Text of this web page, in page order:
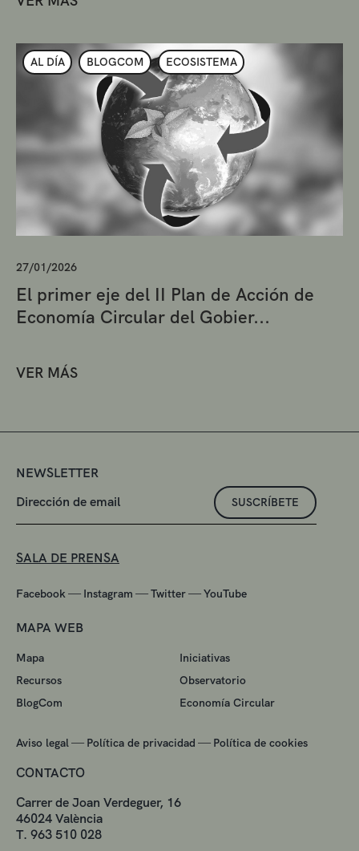
AL DÍA BLOGCOM ECOSISTEMA
27/01/2026
El primer eje del II Plan de Acción de
Economía Circular del Gobier...
VER MÁS
NEWSLETTER
SUSCRÍBETE
SALA DE PRENSA
Facebook — Instagram —Twitter—YouTube
MAPA WEB
Mapa
Iniciativas
Recursos
Observatorio
BlogCom
Economía Circular
Aviso legal — Política de privacidad — Política de cookies
CONTACTO
Carrer de Joan Verdeguer, 16
46024 València
T. 963 510 028